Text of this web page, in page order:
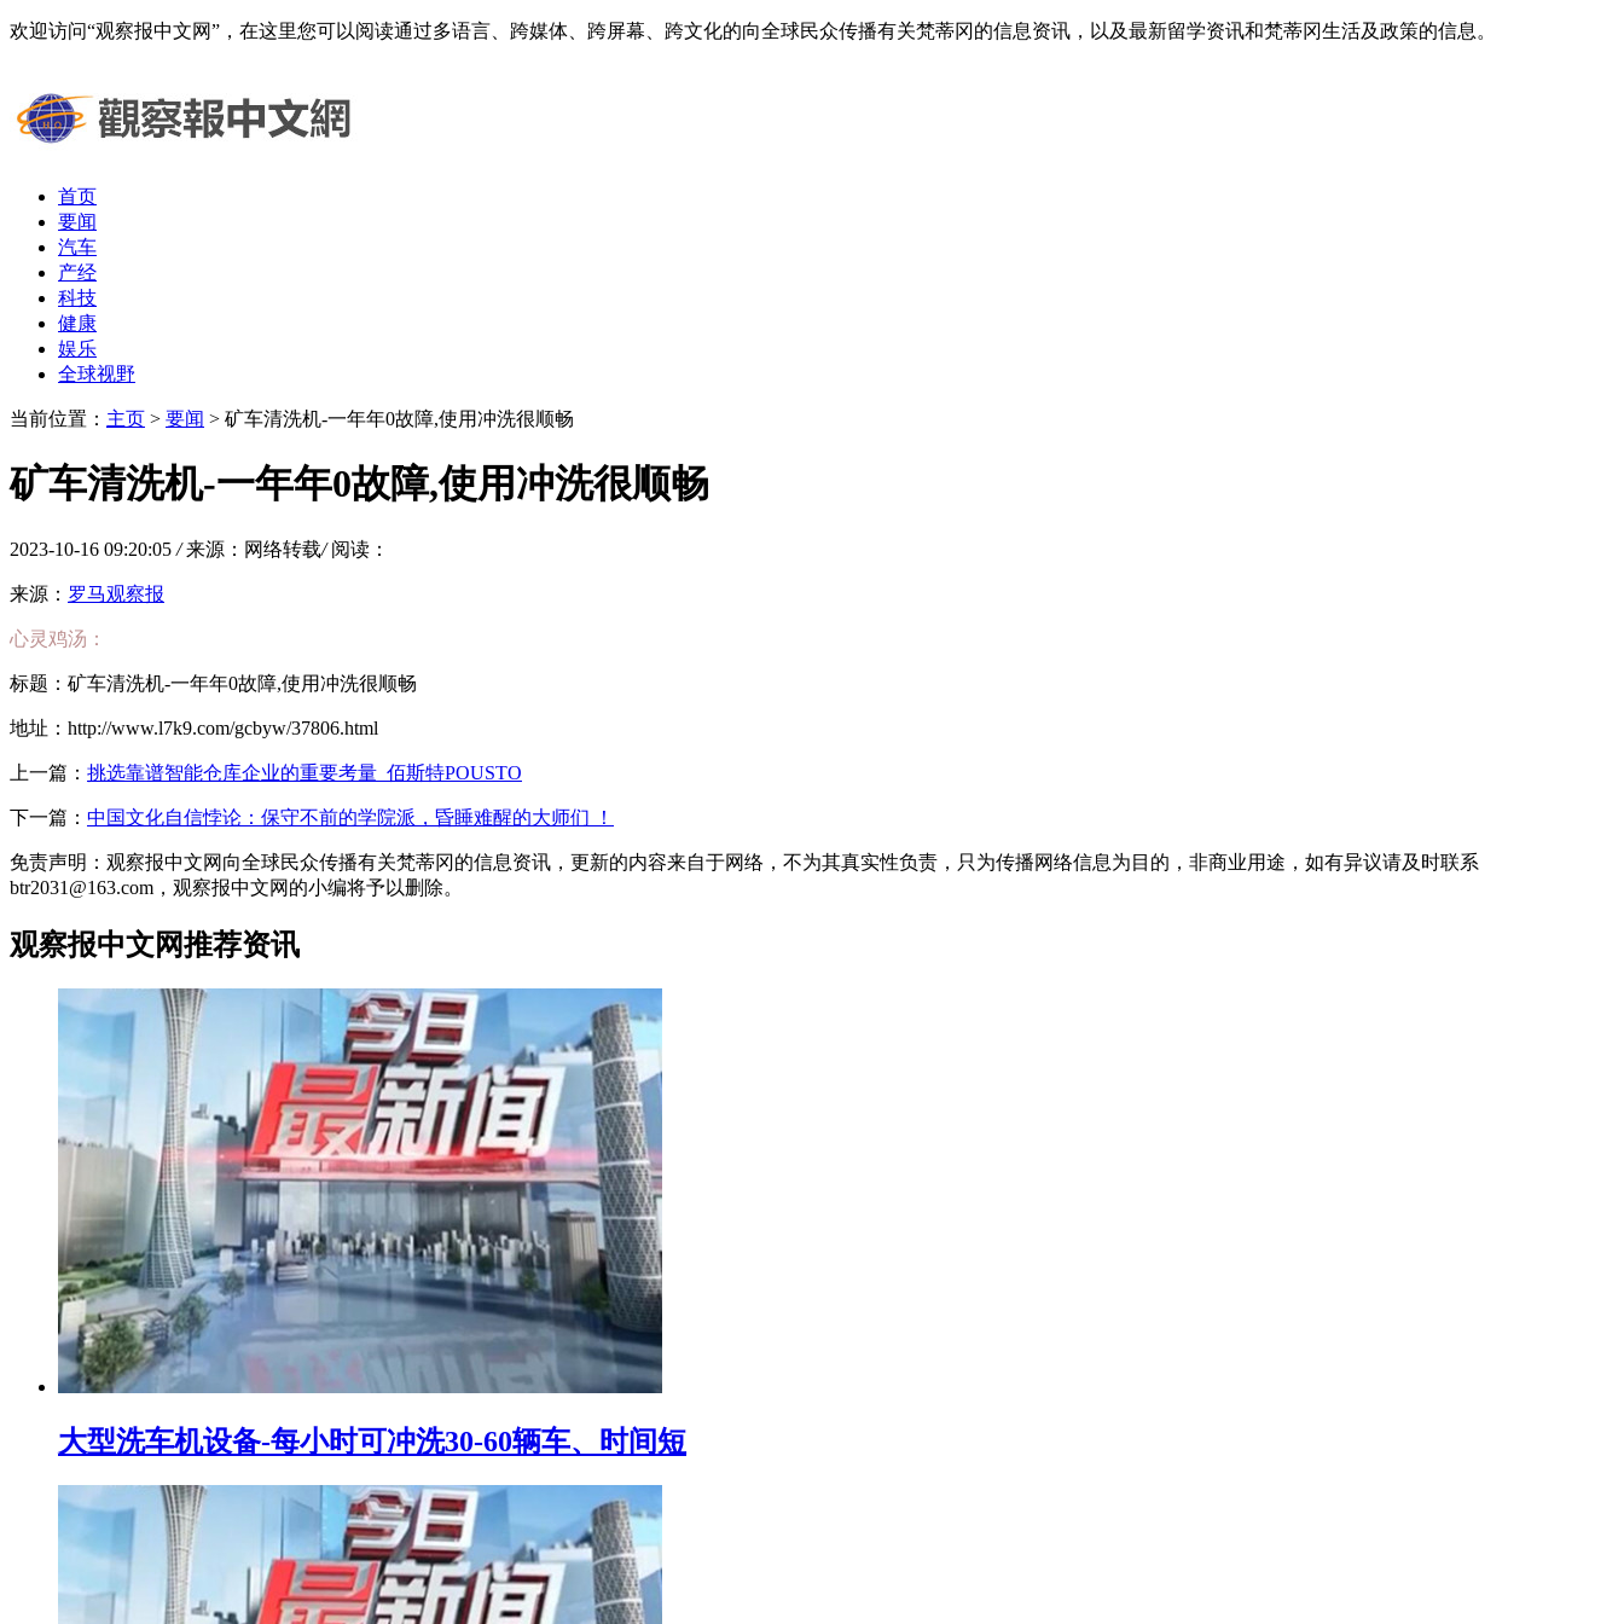
欢迎访问“观察报中文网”，在这里您可以阅读通过多语言、跨媒体、跨屏幕、跨文化的向全球民众传播有关梵蒂冈的信息资讯，以及最新留学资讯和梵蒂冈生活及政策的信息。
首页
要闻
汽车
产经
科技
健康
娱乐
全球视野
当前位置： 主页 > 要闻 > 矿车清洗机-一年年0故障,使用冲洗很顺畅
矿车清洗机-一年年0故障,使用冲洗很顺畅
2023-10-16 09:20:05 / 来源：网络转载/ 阅读：
来源： 罗马观察报
心灵鸡汤：
标题：矿车清洗机-一年年0故障,使用冲洗很顺畅
地址：http://www.l7k9.com/gcbyw/37806.html
上一篇： 挑选靠谱智能仓库企业的重要考量_佰斯特POUSTO
下一篇： 中国文化自信悖论：保守不前的学院派，昏睡难醒的大师们 ！
免责声明：观察报中文网向全球民众传播有关梵蒂冈的信息资讯，更新的内容来自于网络，不为其真实性负责，只为传播网络信息为目的，非商业用途，如有异议请及时联系
btr2031@163.com，观察报中文网的小编将予以删除。
观察报中文网推荐资讯
大型洗车机设备-每小时可冲洗30-60辆车、时间短